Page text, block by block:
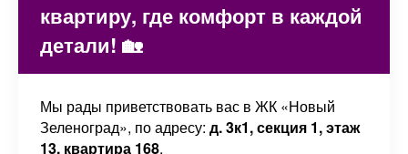
квартиру, где комфорт в каждой
детали! 🏡
Мы рады приветствовать вас в ЖК «Новый
Зеленоград», по адресу: д. 3к1, секция 1, этаж
13, квартира 168.